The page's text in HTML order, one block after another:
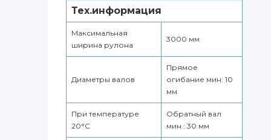
Тех.информация
Максимальная
ширина рулона
3000 мм
Диаметры валов
Прямое
огибание мин: 10
мм
При температуре
20°С
Обратный вал
мин.: 30 мм